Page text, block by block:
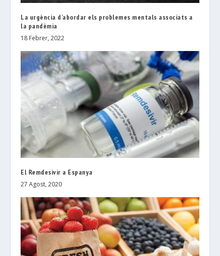
La urgència d’abordar els problemes mentals associats a
la pandèmia
18 Febrer, 2022
El Remdesivir a Espanya
27 Agost, 2020